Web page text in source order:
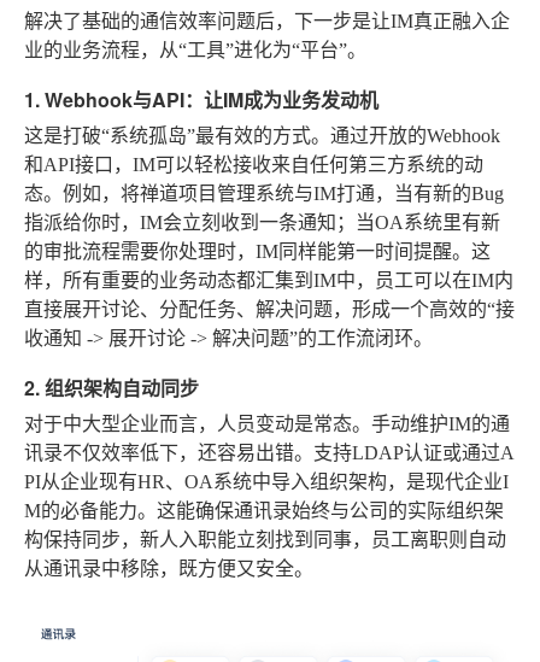
解决了基础的通信效率问题后，下一步是让IM真正融入企
业的业务流程，从“工具”进化为“平台”。
1. Webhook与API：让IM成为业务发动机
这是打破“系统孤岛”最有效的方式。通过开放的Webhook
和API接口，IM可以轻松接收来自任何第三方系统的动
态。例如，将禅道项目管理系统与IM打通，当有新的Bug
指派给你时，IM会立刻收到一条通知；当OA系统里有新
的审批流程需要你处理时，IM同样能第一时间提醒。这
样，所有重要的业务动态都汇集到IM中，员工可以在IM内
直接展开讨论、分配任务、解决问题，形成一个高效的“接
收通知 -> 展开讨论 -> 解决问题”的工作流闭环。
2. 组织架构自动同步
对于中大型企业而言，人员变动是常态。手动维护IM的通
讯录不仅效率低下，还容易出错。支持LDAP认证或通过A
PI从企业现有HR、OA系统中导入组织架构，是现代企业I
M的必备能力。这能确保通讯录始终与公司的实际组织架
构保持同步，新人入职能立刻找到同事，员工离职则自动
从通讯录中移除，既方便又安全。